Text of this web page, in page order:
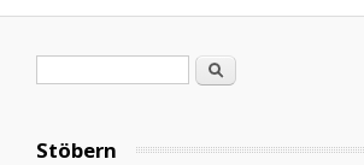
Suche
Stöbern